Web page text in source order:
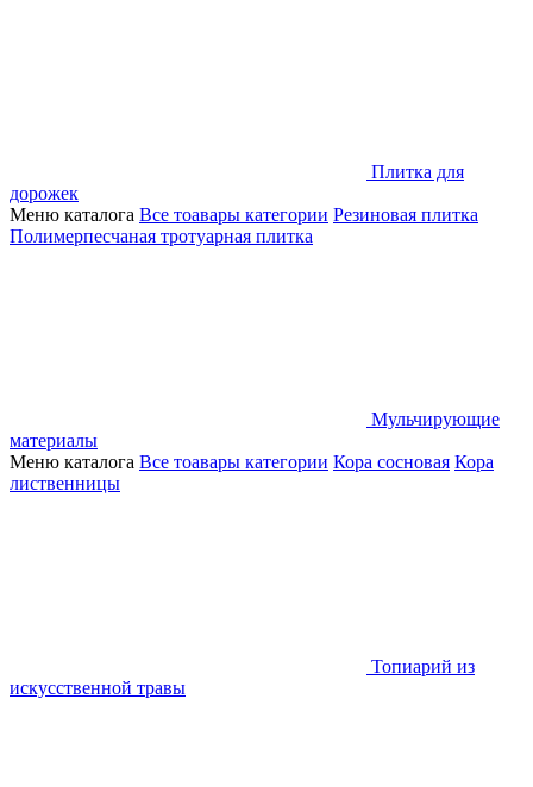
Плитка для
дорожек
Меню каталога Все тоавары категории Резиновая плитка
Полимерпесчаная тротуарная плитка
Мульчирующие
материалы
Меню каталога Все тоавары категории Кора сосновая Кора
лиственницы
Топиарий из
искусственной травы